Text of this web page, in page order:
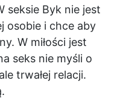
seksie Byk nie jest
osobie i chce aby
W miłości jest
seks nie myśli o
trwałej relacji.